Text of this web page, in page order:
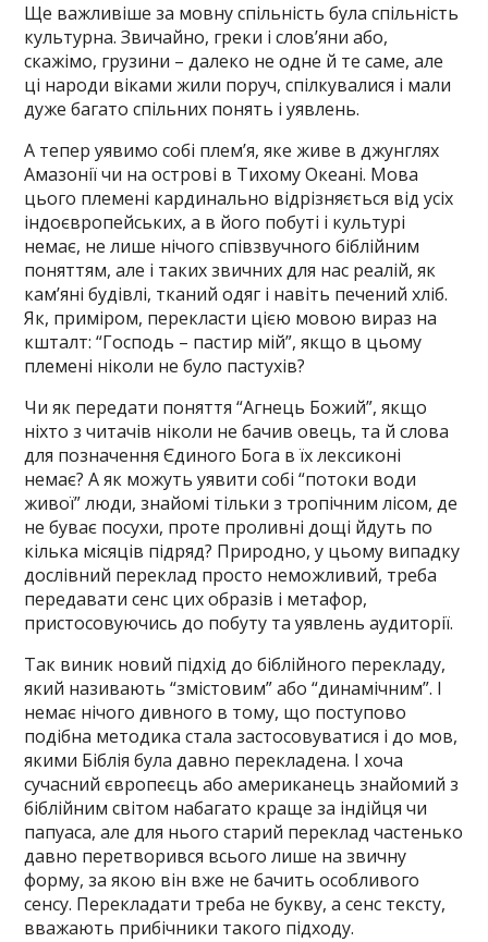
Ще важливіше за мовну спільність була спільність
культурна. Звичайно, греки і слов’яни або,
скажімо, грузини – далеко не одне й те саме, але
ці народи віками жили поруч, спілкувалися і мали
дуже багато спільних понять і уявлень.
А тепер уявимо собі плем’я, яке живе в джунглях
Амазонії чи на острові в Тихому Океані. Мова
цього племені кардинально відрізняється від усіх
індоєвропейських, а в його побуті і культурі
немає, не лише нічого співзвучного біблійним
поняттям, але і таких звичних для нас реалій, як
кам’яні будівлі, тканий одяг і навіть печений хліб.
Як, приміром, перекласти цією мовою вираз на
кшталт: “Господь – пастир мій”, якщо в цьому
племені ніколи не було пастухів?
Чи як передати поняття “Агнець Божий”, якщо
ніхто з читачів ніколи не бачив овець, та й слова
для позначення Єдиного Бога в їх лексиконі
немає? А як можуть уявити собі “потоки води
живої” люди, знайомі тільки з тропічним лісом, де
не буває посухи, проте проливні дощі йдуть по
кілька місяців підряд? Природно, у цьому випадку
дослівний переклад просто неможливий, треба
передавати сенс цих образів і метафор,
пристосовуючись до побуту та уявлень аудиторії.
Так виник новий підхід до біблійного перекладу,
який називають “змістовим” або “динамічним”. І
немає нічого дивного в тому, що поступово
подібна методика стала застосовуватися і до мов,
якими Біблія була давно перекладена. І хоча
сучасний європеєць або американець знайомий з
біблійним світом набагато краще за індійця чи
папуаса, але для нього старий переклад частенько
давно перетворився всього лише на звичну
форму, за якою він вже не бачить особливого
сенсу. Перекладати треба не букву, а сенс тексту,
вважають прибічники такого підходу.